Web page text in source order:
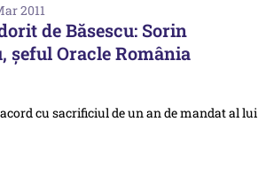
2011
de Băsescu: Sorin
şeful Oracle România